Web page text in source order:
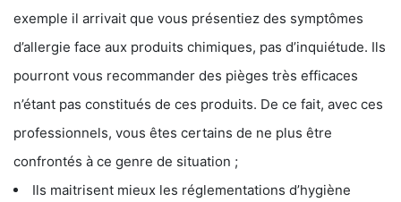
exemple il arrivait que vous présentiez des symptômes
d’allergie face aux produits chimiques, pas d’inquiétude. Ils
pourront vous recommander des pièges très efficaces
n’étant pas constitués de ces produits. De ce fait, avec ces
professionnels, vous êtes certains de ne plus être
confrontés à ce genre de situation ;
Ils maitrisent mieux les réglementations d’hygiène